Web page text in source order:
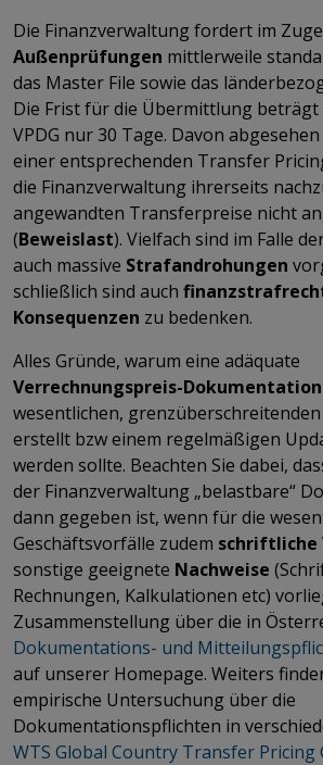
Die Finanzverwaltung fordert im
Außenprüfungen mittlerweile
das Master File sowie das
Die Frist für die Übermittlung beträgt
VPDG nur 30 Tage. Davon
einer entsprechenden Transfer
die Finanzverwaltung ihrerseits
angewandten Transferpreise nicht
(Beweislast). Vielfach sind im Falle
auch massive Strafandrohungen
schließlich sind auch
Konsequenzen zu bedenken.
Alles Gründe, warum eine adäquate
Verrechnungspreis-Dokumentation
wesentlichen,
erstellt bzw einem regelmäßigen
werden sollte. Beachten Sie dabei,
der Finanzverwaltung „belastbare“
dann gegeben ist, wenn für die
Geschäftsvorfälle zudem schriftliche
sonstige geeignete Nachweise
Rechnungen, Kalkulationen etc)
Zusammenstellung über die in
Dokumentations- und
auf unserer Homepage. Weiters
empirische Untersuchung über die
Dokumentationspflichten in
WTS Global Country Transfer Pricing